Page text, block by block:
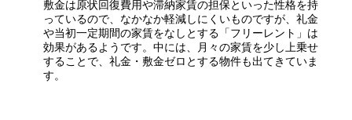
敷金は原状回復費用や滞納家賃の担保といった性格を持
っているので、なかなか軽減しにくいものですが、礼金
や当初一定期間の家賃をなしとする「フリーレント」は
効果があるようです。中には、月々の家賃を少し上乗せ
することで、礼金・敷金ゼロとする物件も出てきていま
す。